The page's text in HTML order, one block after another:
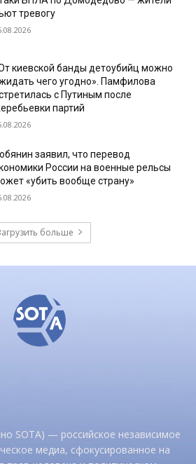
тревогу
киевской банды детоубийц можно
чего угодно». Памфилова
с Путиным после
партий
заявил, что перевод
России на военные рельсы
«убить вообще страну»
больше
SOTA) — российское независимое
медиа, сфокусированное на